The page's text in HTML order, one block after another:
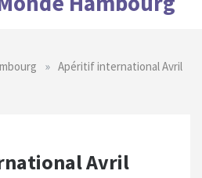
» Apéritif international Avril
Avril